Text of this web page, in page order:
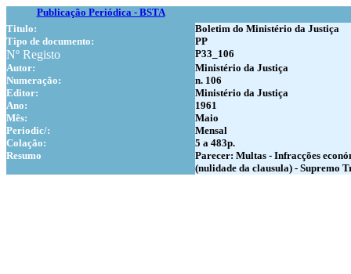
Publicação Periódica - BSTA
Titulo:
Boletim do Ministério da Justiça
Tipo de documento:
PP
Nº Registo
P33_106
Autor:
Ministério da Justiça
Numeração:
n. 106
Editor:
Ministério da Justiça
Ano:
1961
Mês:
Maio
Periodic/:
Mensal
Colação:
5 a 483p.
Resumo
Parecer: Multas - Infracções
(nulidade da clausula) - Supremo